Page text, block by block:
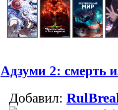
Адзуми 2: смерть
Добавил: